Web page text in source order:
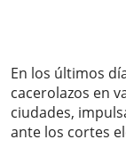
En los últimos
cacerolazos en
ciudades,
ante los cortes